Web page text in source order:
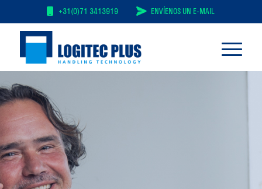
+31(0)71 3413919 ENVÍENOS UN E-MAIL